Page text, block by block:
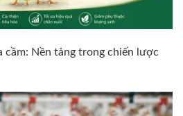
cầm: Nền tảng trong chiến lược